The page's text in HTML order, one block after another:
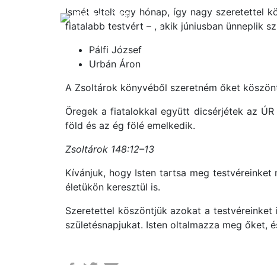
DÖMSÖDI
BAPTISTA GYÜLEKEZET
Ismét eltelt egy hónap, így nagy szeretettel
fiatalabb testvért – , akik júniusban ünneplik
Pálfi József
Urbán Áron
A Zsoltárok könyvéből szeretném őket
Öregek a fiatalokkal együtt dicsérjétek az
föld és az ég fölé emelkedik.
Zsoltárok 148:12–13
Kívánjuk, hogy Isten tartsa meg
életükön keresztül is.
Szeretettel köszöntjük azokat a
születésnapjukat. Isten oltalmazza meg őket,